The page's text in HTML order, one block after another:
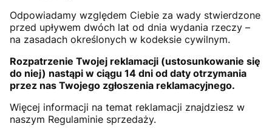
Odpowiadamy względem Ciebie za wady stwierdzone
przed upływem dwóch lat od dnia wydania rzeczy –
na zasadach określonych w kodeksie cywilnym.
Rozpatrzenie Twojej reklamacji (ustosunkowanie się
do niej) nastąpi w ciągu 14 dni od daty otrzymania
przez nas Twojego zgłoszenia reklamacyjnego.
Więcej informacji na temat reklamacji znajdziesz w
naszym Regulaminie sprzedaży.